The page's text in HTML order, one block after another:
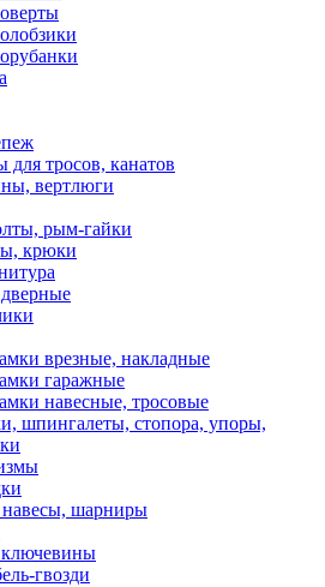
тросов, канатов
вертлюги
рым-гайки
крюки
врезные, накладные
гаражные
навесные, тросовые
шпингалеты, стопора, упоры,
шарниры
гвозди